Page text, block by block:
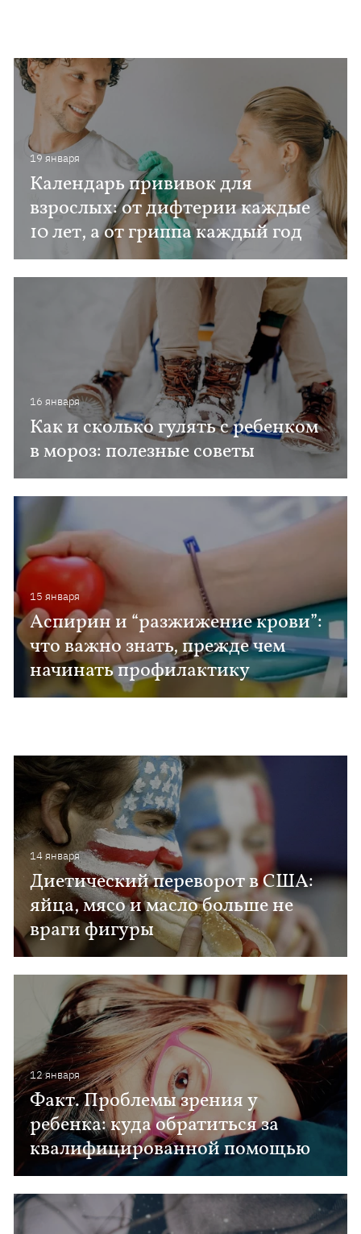
19 января
Календарь прививок для
взрослых: от дифтерии каждые
10 лет, а от гриппа каждый год
16 января
Как и сколько гулять с ребенком
в мороз: полезные советы
15 января
Аспирин и “разжижение крови”:
что важно знать, прежде чем
начинать профилактику
14 января
Диетический переворот в США:
яйца, мясо и масло больше не
враги фигуры
12 января
Факт. Проблемы зрения у
ребенка: куда обратиться за
квалифицированной помощью